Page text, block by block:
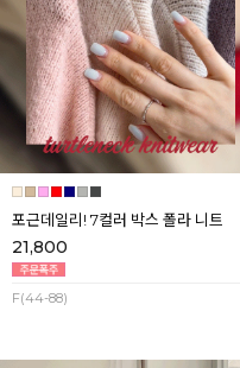
포근데일리! 7컬러 박스 폴라 니트
21,800
F(44-88)